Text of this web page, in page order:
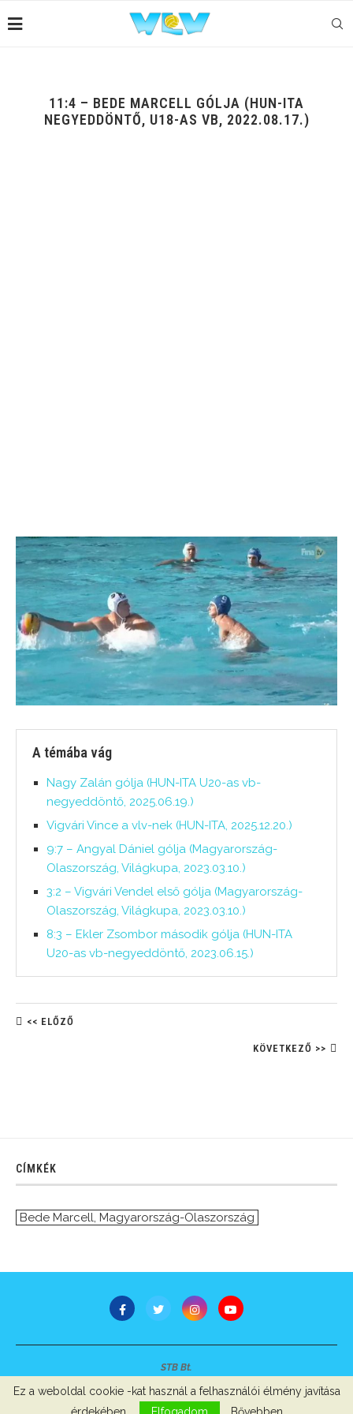
11:4 – BEDE MARCELL GÓLJA (HUN-ITA
NEGYEDDÖNTŐ, U18-AS VB, 2022.08.17.)
A témába vág
Nagy Zalán gólja (HUN-ITA U20-as vb-
negyeddöntő, 2025.06.19.)
Vigvári Vince a vlv-nek (HUN-ITA, 2025.12.20.)
9:7 – Angyal Dániel gólja (Magyarország-
Olaszország, Világkupa, 2023.03.10.)
3:2 – Vigvári Vendel első gólja (Magyarország-
Olaszország, Világkupa, 2023.03.10.)
8:3 – Ekler Zsombor második gólja (HUN-ITA
U20-as vb-negyeddöntő, 2023.06.15.)
<< ELŐZŐ
KÖVETKEZŐ >>
CÍMKÉK
Bede Marcell, Magyarország-Olaszország
STB Bt.
Szerzői jogok, adatvédelem Impresszum
Ez a weboldal cookie -kat használ a felhasználói élmény javítása